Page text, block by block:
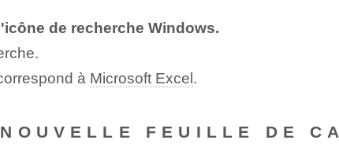
de recherche Windows.
à Microsoft Excel .
FEUILLE DE